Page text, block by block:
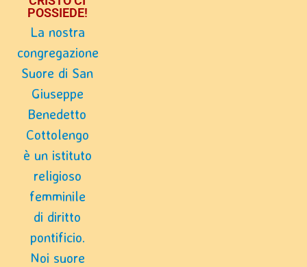
POSSIEDE!
La nostra
congregazione
Suore di San
Giuseppe
Benedetto
Cottolengo
è un istituto
religioso
femminile
di diritto
pontificio.
Noi suore